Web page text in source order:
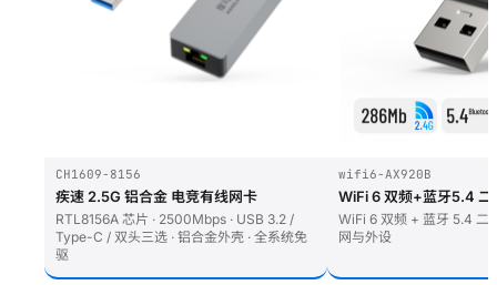
CH1609-8156
疾速 2.5G 铝合金 电竞有线网卡
RTL8156A 芯片 · 2500Mbps · USB 3.2 /
Type-C / 双头三选 · 铝合金外壳 · 全系统免
驱
wifi6-AX920B
WiFi 6 双频+蓝牙5.4 二
WiFi 6 双频 + 蓝牙 5.4 二
网与外设